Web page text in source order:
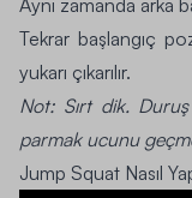
Aynı zamanda arka
Tekrar başlangıç
yukarı çıkarılır.
Not: Sırt dik. Duruş
parmak ucunu
Jump Squat Nasıl